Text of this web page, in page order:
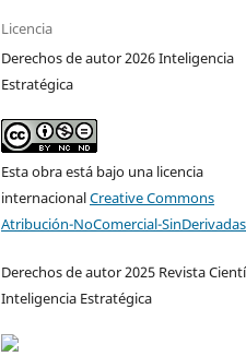
Licencia
Derechos de autor 2026 Inteligencia
Estratégica
Esta obra está bajo una licencia
internacionalCreative Commons
Atribución-NoComercial-
Derechos de autor 2025 Revista
Inteligencia Estratégica